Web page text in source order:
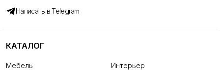
Написать в Telegram
КАТАЛОГ
Мебель
Интерьер